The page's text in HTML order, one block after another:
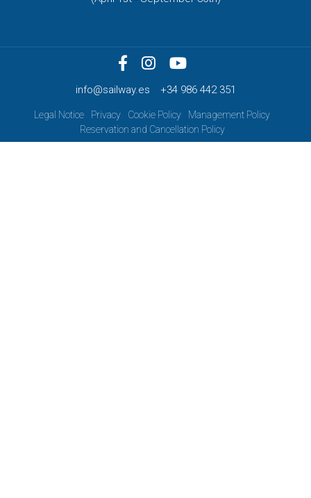
info@sailway.es +34 986 442 351
Legal Notice Privacy Cookie Policy
Management Policy
Reservation and Cancellation Policy